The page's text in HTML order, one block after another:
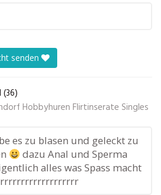
senden
Hobbyhuren Flirtinserate Singles
es zu blasen und geleckt zu
dazu Anal und Sperma
alles was Spass macht